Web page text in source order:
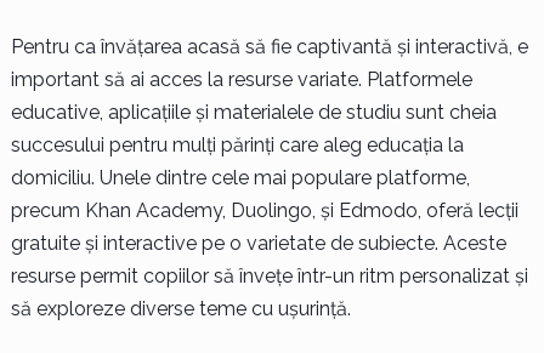
Pentru ca învățarea acasă să fie captivantă și interactivă, e
important să ai acces la resurse variate. Platformele
educative, aplicațiile și materialele de studiu sunt cheia
succesului pentru mulți părinți care aleg educația la
domiciliu. Unele dintre cele mai populare platforme,
precum Khan Academy, Duolingo, și Edmodo, oferă lecții
gratuite și interactive pe o varietate de subiecte. Aceste
resurse permit copiilor să învețe într-un ritm personalizat și
să exploreze diverse teme cu ușurință.